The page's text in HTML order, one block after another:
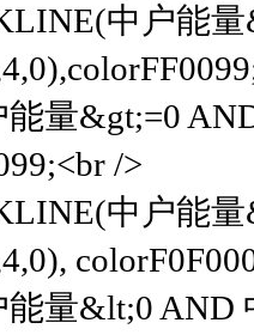
中户能
量&gt;=0
/>
中户能
量&lt;0 AND